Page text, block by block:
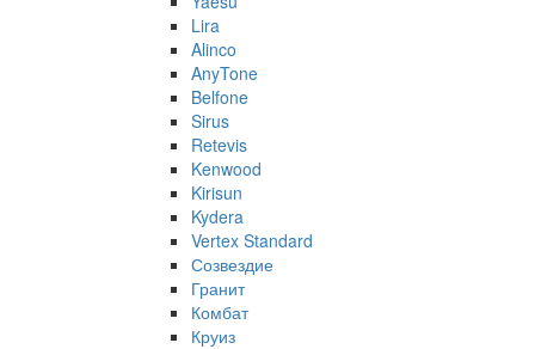
Lira
Alinco
AnyTone
Belfone
Sirus
Retevis
Kenwood
Kirisun
Kydera
Vertex Standard
Созвездие
Гранит
Комбат
Круиз